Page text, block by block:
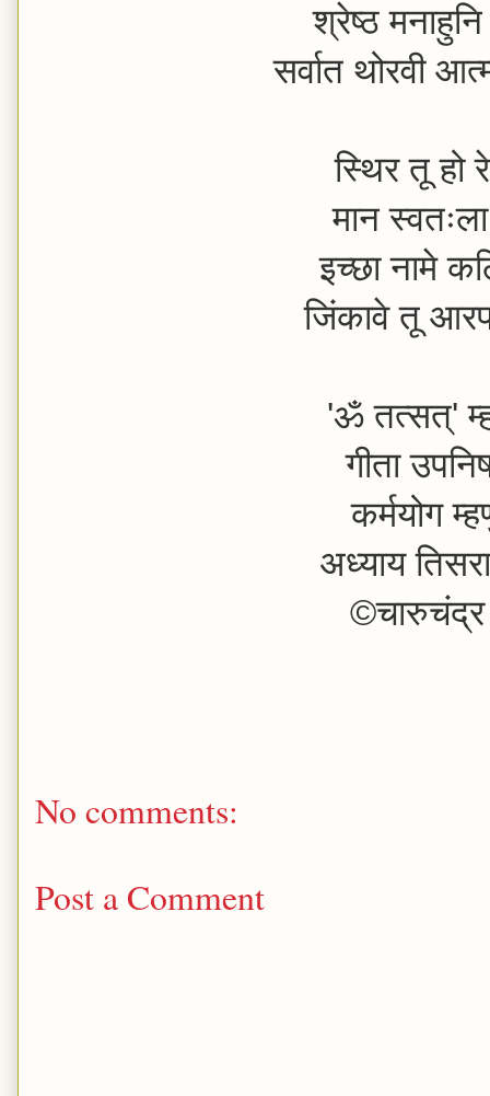
श्रेष्ठ
सर्वात थोरवी
स्थिर तू हो
मान
इच्छा नामे
जिंकावे तू
'ॐ तत्सत्'
गीता
कर्मयोग
अध्याय
©चारुचंद्र
No comments:
Post a Comment